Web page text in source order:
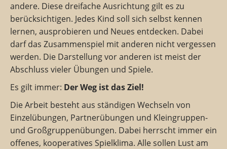
andere. Diese dreifache Ausrichtung gilt es zu
berücksichtigen. Jedes Kind soll sich selbst kennen
lernen, ausprobieren und Neues entdecken. Dabei
darf das Zusammenspiel mit anderen nicht vergessen
werden. Die Darstellung vor anderen ist meist der
Abschluss vieler Übungen und Spiele.
Es gilt immer: Der Weg ist das Ziel!
Die Arbeit besteht aus ständigen Wechseln von
Einzelübungen, Partnerübungen und Kleingruppen-
und Großgruppenübungen. Dabei herrscht immer ein
offenes, kooperatives Spielklima. Alle sollen Lust am